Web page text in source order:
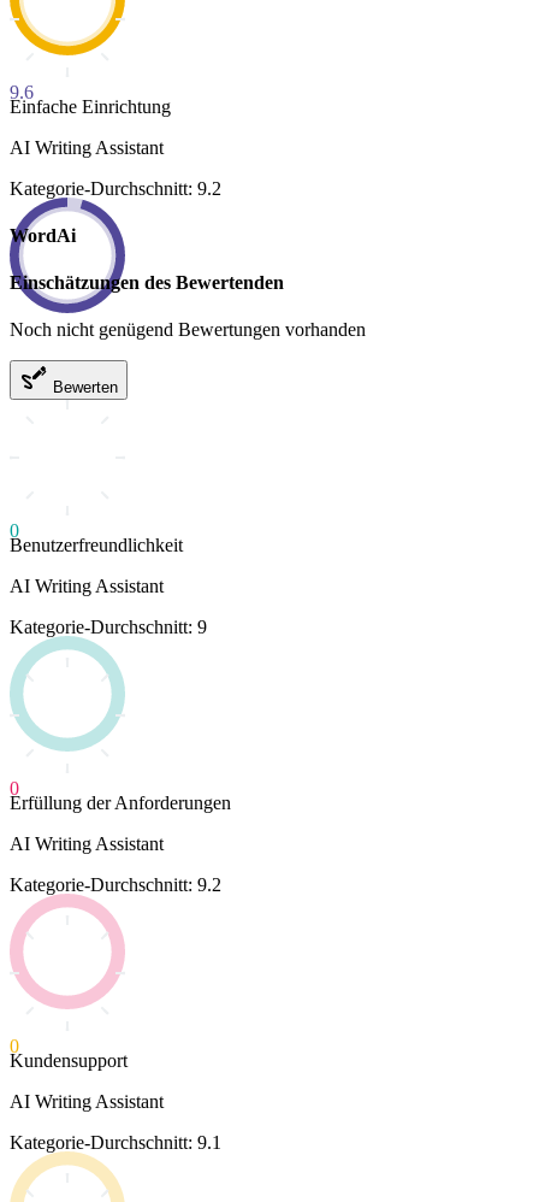
9.6
Einfache Einrichtung
AI Writing Assistant
Kategorie-Durchschnitt: 9.2
WordAi
Einschätzungen des Bewertenden
Noch nicht genügend Bewertungen vorhanden
Bewerten
0
Benutzerfreundlichkeit
AI Writing Assistant
Kategorie-Durchschnitt: 9
0
Erfüllung der Anforderungen
AI Writing Assistant
Kategorie-Durchschnitt: 9.2
0
Kundensupport
AI Writing Assistant
Kategorie-Durchschnitt: 9.1